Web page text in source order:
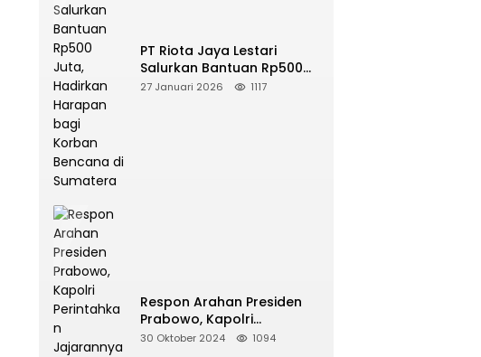
PT Riota Jaya Lestari
Salurkan Bantuan Rp500
Juta, Hadirkan Harapan
27 Januari 2026 1117
Respon Arahan Presiden
Prabowo, Kapolri
Perintahkan Jajarannya
30 Oktober 2024 1094